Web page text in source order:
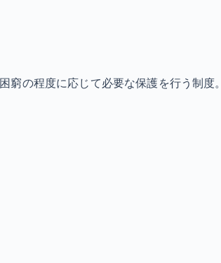
窮の程度に応じて必要な保護を行う制度。